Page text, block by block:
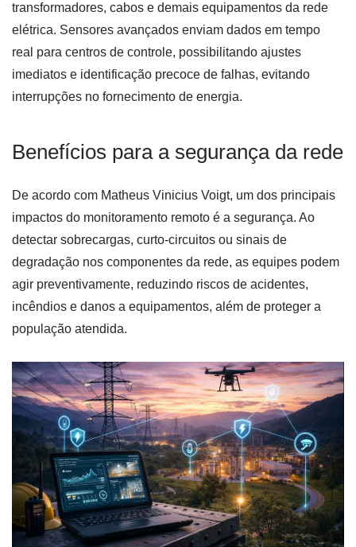
transformadores, cabos e demais equipamentos da rede
elétrica. Sensores avançados enviam dados em tempo
real para centros de controle, possibilitando ajustes
imediatos e identificação precoce de falhas, evitando
interrupções no fornecimento de energia.
Benefícios para a segurança da rede
De acordo com Matheus Vinicius Voigt, um dos principais
impactos do monitoramento remoto é a segurança. Ao
detectar sobrecargas, curto-circuitos ou sinais de
degradação nos componentes da rede, as equipes podem
agir preventivamente, reduzindo riscos de acidentes,
incêndios e danos a equipamentos, além de proteger a
população atendida.